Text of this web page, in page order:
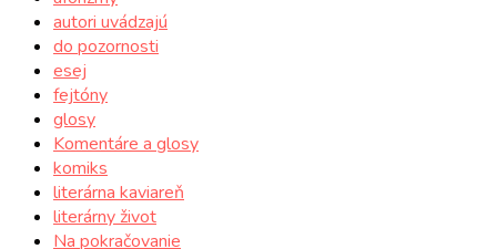
autori uvádzajú
do pozornosti
esej
fejtóny
glosy
Komentáre a glosy
komiks
literárna kaviareň
literárny život
Na pokračovanie